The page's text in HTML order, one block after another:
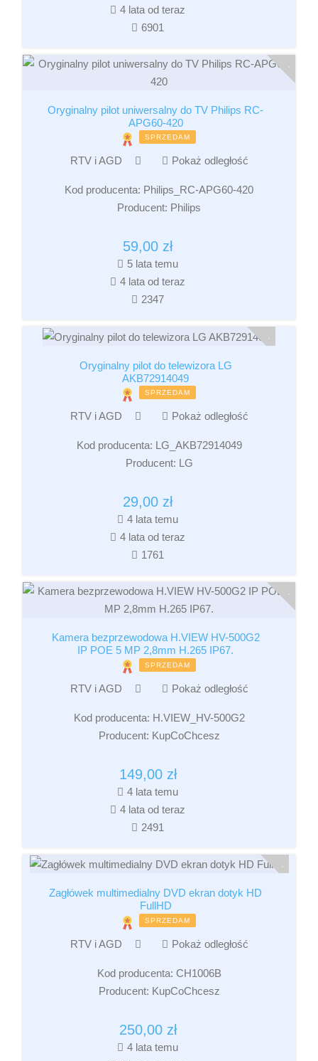
4 lata od teraz
6901
Oryginalny pilot uniwersalny do TV Philips RC-
APG60-420
SPRZEDAM
RTV i AGD Pokaż odległość
Kod producenta: Philips_RC-APG60-420
Producent: Philips
59,00 zł
5 lata temu
4 lata od teraz
2347
Oryginalny pilot do telewizora LG
AKB72914049
SPRZEDAM
RTV i AGD Pokaż odległość
Kod producenta: LG_AKB72914049
Producent: LG
29,00 zł
4 lata temu
4 lata od teraz
1761
Kamera bezprzewodowa H.VIEW HV-500G2
IP POE 5 MP 2,8mm H.265 IP67.
SPRZEDAM
RTV i AGD Pokaż odległość
Kod producenta: H.VIEW_HV-500G2
Producent: KupCoChcesz
149,00 zł
4 lata temu
4 lata od teraz
2491
Zagłówek multimedialny DVD ekran dotyk HD
FullHD
SPRZEDAM
RTV i AGD Pokaż odległość
Kod producenta: CH1006B
Producent: KupCoChcesz
250,00 zł
4 lata temu